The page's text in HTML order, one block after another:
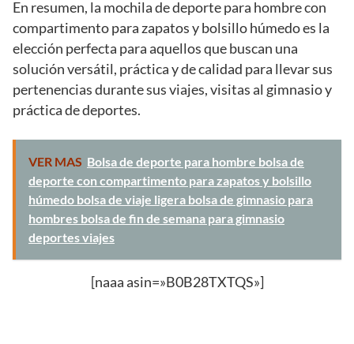
En resumen, la mochila de deporte para hombre con
compartimento para zapatos y bolsillo húmedo es la
elección perfecta para aquellos que buscan una
solución versátil, práctica y de calidad para llevar sus
pertenencias durante sus viajes, visitas al gimnasio y
práctica de deportes.
VER MAS Bolsa de deporte para hombre bolsa de
deporte con compartimento para zapatos y bolsillo
húmedo bolsa de viaje ligera bolsa de gimnasio para
hombres bolsa de fin de semana para gimnasio
deportes viajes
[naaa asin=»B0B28TXTQS»]